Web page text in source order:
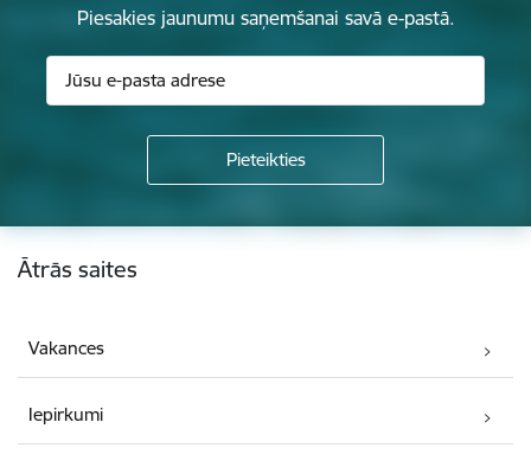
Piesakies jaunumu saņemšanai savā e-pastā.
Kājene
Ātrās saites
Vakances
Iepirkumi